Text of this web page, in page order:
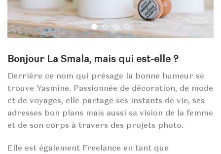
Bonjour La Smala, mais qui est-elle ?
Derrière ce nom qui présage la bonne humeur se
trouve Yasmine. Passionnée de décoration, de mode
et de voyages, elle partage ses instants de vie, ses
adresses bon plans mais aussi sa vision de la femme
et de son corps à travers des projets photo.
Elle est également Freelance en tant que